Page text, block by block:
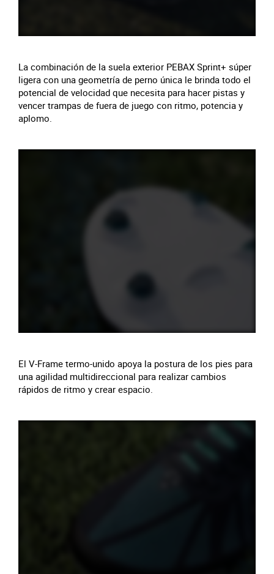
La combinación de la suela exterior PEBAX Sprint+ súper
ligera con una geometría de perno única le brinda todo el
potencial de velocidad que necesita para hacer pistas y
vencer trampas de fuera de juego con ritmo, potencia y
aplomo.
El V-Frame termo-unido apoya la postura de los pies para
una agilidad multidireccional para realizar cambios
rápidos de ritmo y crear espacio.